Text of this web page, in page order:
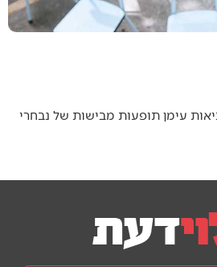
עימן תופעות מבישות של נבחרי